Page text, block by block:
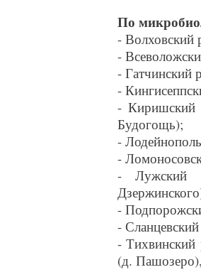
По
- Волховский
-
- Гатчинский
-
- Киришский
Будогощь);
-
-
- Лужский
-
-
-
(д.